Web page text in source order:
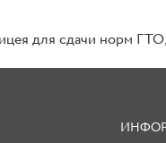
для сдачи норм ГТО,